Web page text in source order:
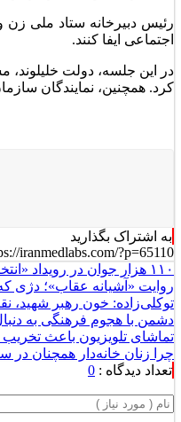
رئیس دبیرخانه ستاد ملی زن
اجتماعی ایفا کنند.
در این جلسه، دولت خلیلوند،
کرد. همچنین، نمایندگان
به اشتراک بگذارید
iranmedlabs.com/?p=65110
۱۱۰ هزار جوان در رویداد «انتخاب جوان سال» ثبت‌نام کردند
روایت «آشیانه عقاب»؛ دژی
توکلی‌زاده: خون رهبر شهید،
دشمن با هجوم فرهنگی به
تماشای تلویزیون باعث
چرا زنان خانه‌دار همچنان
تعداد دیدگاه : 0